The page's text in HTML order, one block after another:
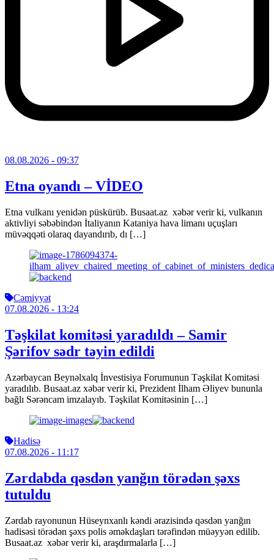
08.08.2026 - 09:37
Etna oyandı – VİDEO
Etna vulkanı yenidən püskürüb. Busaat.az xəbər verir ki, vulkanın
aktivliyi səbəbindən İtaliyanın Kataniya hava limanı uçuşları
müvəqqəti olaraq dayandırıb, dı […]
Cəmiyyət
07.08.2026 - 13:24
Təşkilat komitəsi yaradıldı – Samir
Şərifov sədr təyin edildi
Azərbaycan Beynəlxalq İnvestisiya Forumunun Təşkilat Komitəsi
yaradılıb. Busaat.az xəbər verir ki, Prezident İlham Əliyev bununla
bağlı Sərəncam imzalayıb. Təşkilat Komitəsinin […]
Hadisə
07.08.2026 - 11:17
Zərdabda qəsdən yanğın törədən şəxs
tutuldu
Zərdab rayonunun Hüseynxanlı kəndi ərazisində qəsdən yanğın
hadisəsi törədən şəxs polis əməkdaşları tərəfindən müəyyən edilib.
Busaat.az xəbər verir ki, araşdırmalarla […]